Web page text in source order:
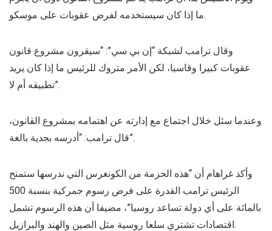
ما إذا كان سيستخدمه لفرض عقوبات على موسكو.
وقال ترامب لشبكة “إن بي سي”: “سيقرون مشروع قانون
عقوبات كبيرا وقاسيا، لكن الأمر متروك للرئيس ما إذا كان يريد
تطبيقه أم لا”.
وعندما سئل خلال اجتماع مع إدارته عن اهتمامه بمشروع القانون،
قال ترامب: “أدرسه بجدية بالغة”.
وأكد غراهام أن “هذه الحزمة من الكونغرس التي ندرسها ستمنح
الرئيس ترامب القدرة على فرض رسوم جمركية بنسبة 500
بالمائة على أي دولة تساعد روسيا”، مضيفا أن هذه الرسوم تشمل
اقتصادات تشتري سلعا روسية مثل الصين والهند والبرازيل.